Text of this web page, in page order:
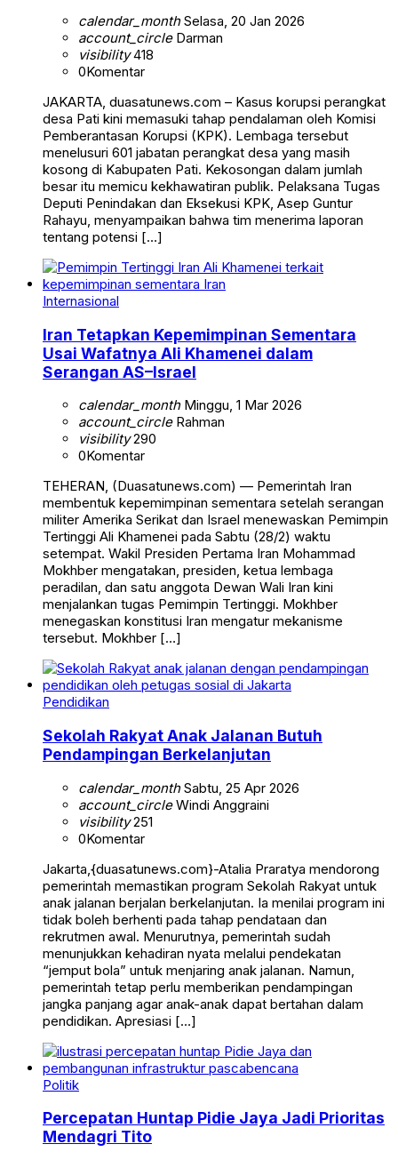
calendar_monthSelasa, 20 Jan 2026
account_circleDarman
visibility418
0Komentar
JAKARTA, duasatunews.com – Kasus korupsi perangkat
desa Pati kini memasuki tahap pendalaman oleh Komisi
Pemberantasan Korupsi (KPK). Lembaga tersebut
menelusuri 601 jabatan perangkat desa yang masih
kosong di Kabupaten Pati. Kekosongan dalam jumlah
besar itu memicu kekhawatiran publik. Pelaksana Tugas
Deputi Penindakan dan Eksekusi KPK, Asep Guntur
Rahayu, menyampaikan bahwa tim menerima laporan
tentang potensi […]
Internasional
Iran Tetapkan Kepemimpinan Sementara
Usai Wafatnya Ali Khamenei dalam
Serangan AS–Israel
calendar_monthMinggu, 1 Mar 2026
account_circleRahman
visibility290
0Komentar
TEHERAN, (Duasatunews.com) — Pemerintah Iran
membentuk kepemimpinan sementara setelah serangan
militer Amerika Serikat dan Israel menewaskan Pemimpin
Tertinggi Ali Khamenei pada Sabtu (28/2) waktu
setempat. Wakil Presiden Pertama Iran Mohammad
Mokhber mengatakan, presiden, ketua lembaga
peradilan, dan satu anggota Dewan Wali Iran kini
menjalankan tugas Pemimpin Tertinggi. Mokhber
menegaskan konstitusi Iran mengatur mekanisme
tersebut. Mokhber […]
Pendidikan
Sekolah Rakyat Anak Jalanan Butuh
Pendampingan Berkelanjutan
calendar_monthSabtu, 25 Apr 2026
account_circleWindi Anggraini
visibility251
0Komentar
Jakarta,{duasatunews.com}-Atalia Praratya mendorong
pemerintah memastikan program Sekolah Rakyat untuk
anak jalanan berjalan berkelanjutan. Ia menilai program ini
tidak boleh berhenti pada tahap pendataan dan
rekrutmen awal. Menurutnya, pemerintah sudah
menunjukkan kehadiran nyata melalui pendekatan
“jemput bola” untuk menjaring anak jalanan. Namun,
pemerintah tetap perlu memberikan pendampingan
jangka panjang agar anak-anak dapat bertahan dalam
pendidikan. Apresiasi […]
Politik
Percepatan Huntap Pidie Jaya Jadi Prioritas
Mendagri Tito